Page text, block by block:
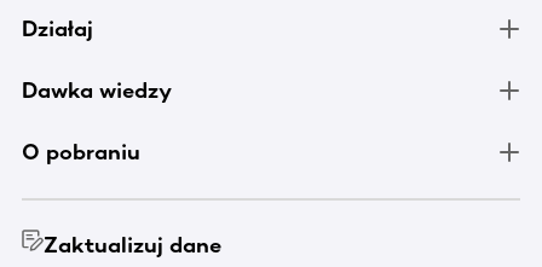
Działaj
Dawka wiedzy
O pobraniu
Zaktualizuj dane